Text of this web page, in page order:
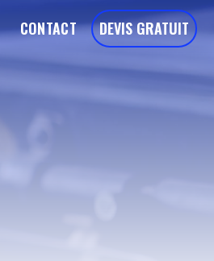
CONTACT DEVIS GRATUIT